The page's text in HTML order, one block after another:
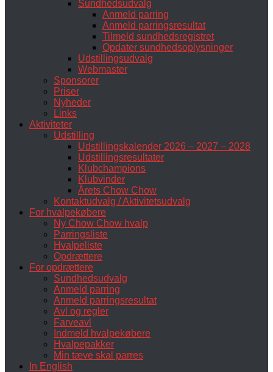
Sundhedsudvalg
Anmeld parring
Anmeld parringsresultat
Tilmeld sundhedsregistret
Opdater sundhedsoplysninger
Udstillingsudvalg
Webmaster
Sponsorer
Priser
Nyheder
Links
Aktiviteter
Udstilling
Udstillingskalender 2026 – 2027 – 2028
Udstillingsresultater
Klubchampions
Klubvinder
Årets Chow Chow
Kontaktudvalg / Aktivitetsudvalg
For hvalpekøbere
Ny Chow Chow hvalp
Parringsliste
Hvalpeliste
Opdrættere
For opdrættere
Sundhedsudvalg
Anmeld parring
Anmeld parringsresultat
Avl og regler
Farveavl
Indmeld hvalpekøbere
Hvalpepakker
Min tæve skal parres
In English